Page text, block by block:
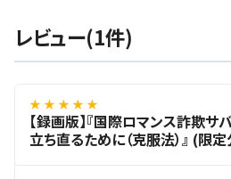
レビュー(1件)
★ ★ ★ ★ ★
【録画版】『国際ロマンス詐欺サ
立ち直るために（克服法）』 (限